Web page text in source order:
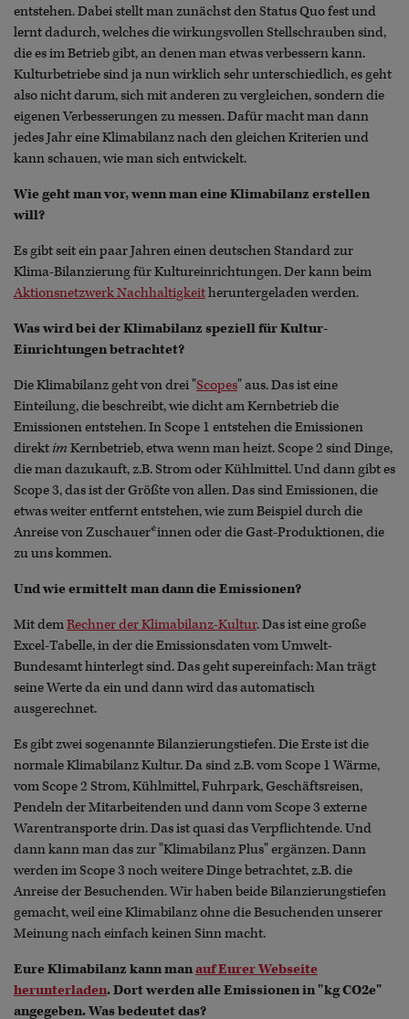
entstehen. Dabei stellt man zunächst den Status Quo fest und
lernt dadurch, welches die wirkungsvollen Stellschrauben sind,
die es im Betrieb gibt, an denen man etwas verbessern kann.
Kulturbetriebe sind ja nun wirklich sehr unterschiedlich, es geht
also nicht darum, sich mit anderen zu vergleichen, sondern die
eigenen Verbesserungen zu messen. Dafür macht man dann
jedes Jahr eine Klimabilanz nach den gleichen Kriterien und
kann schauen, wie man sich entwickelt.
Wie geht man vor, wenn man eine Klimabilanz erstellen
will?
Es gibt seit ein paar Jahren einen deutschen Standard zur
Klima-Bilanzierung für Kultureinrichtungen. Der kann beim
Aktionsnetzwerk Nachhaltigkeitheruntergeladen werden.
Was wird bei der Klimabilanz speziell für Kultur-
Einrichtungen betrachtet?
Die Klimabilanz geht von drei "Scopes" aus. Das ist eine
Einteilung, die beschreibt, wie dicht am Kernbetrieb die
Emissionen entstehen. In Scope 1 entstehen die Emissionen
direkt im Kernbetrieb, etwa wenn man heizt. Scope 2 sind Dinge,
die man dazukauft, z.B. Strom oder Kühlmittel. Und dann gibt es
Scope 3, das ist der Größte von allen. Das sind Emissionen, die
etwas weiter entfernt entstehen, wie zum Beispiel durch die
Anreise von Zuschauer*innen oder die Gast-Produktionen, die
zu uns kommen.
Und wie ermittelt man dann die Emissionen?
Mit demRechner der Klimabilanz-Kultur. Das ist eine große
Excel-Tabelle, in der die Emissionsdaten vom Umwelt-
Bundesamt hinterlegt sind. Das geht supereinfach: Man trägt
seine Werte da ein und dann wird das automatisch
ausgerechnet.
Es gibt zwei sogenannte Bilanzierungstiefen. Die Erste ist die
normale Klimabilanz Kultur. Da sind z.B. vom Scope 1 Wärme,
vom Scope 2 Strom, Kühlmittel, Fuhrpark, Geschäftsreisen,
Pendeln der Mitarbeitenden und dann vom Scope 3 externe
Warentransporte drin. Das ist quasi das Verpflichtende. Und
dann kann man das zur "Klimabilanz Plus" ergänzen. Dann
werden im Scope 3 noch weitere Dinge betrachtet, z.B. die
Anreise der Besuchenden. Wir haben beide Bilanzierungstiefen
gemacht, weil eine Klimabilanz ohne die Besuchenden unserer
Meinung nach einfach keinen Sinn macht.
Eure Klimabilanz kann manauf Eurer Webseite
herunterladen. Dort werden alle Emissionen in "kg CO2e"
angegeben. Was bedeutet das?